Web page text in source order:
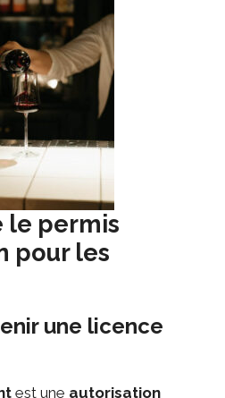
le permis
pour les
une licence
est une autorisation